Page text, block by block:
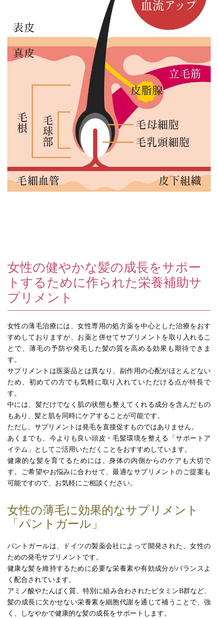
女性の健やかな髪の成長をサポー
トするために作られた栄養補助サ
プリメント
女性の薄毛治療には、女性専用の処方薬を中心とした治療をおす
すめしておりますが、お薬と併せてサプリメントを取り入れるこ
とで、薄毛の予防や発毛した髪の質を高める効果も期待できま
す。
サプリメントは医薬品とは異なり、副作用の心配がほとんどない
ため、初めての方でも気軽に取り入れていただける点が特長で
す。
中には、髪だけでなく肌の状態も整えてくれる成分を含んだもの
もあり、髪と肌を同時にケアすることが可能です。
ただし、サプリメントは発毛を直接促すものではありません。
あくまでも、今よりも良い頭皮・毛髪環境を整える「サポートア
イテム」としてご活用いただくことをおすすめしています。
健康的な髪を育てるためには、身体の内側からのケアも大切で
す。ご希望やお悩みに合わせて、最適なサプリメントのご提案も
可能ですので、お気軽にご相談ください。
女性の薄毛に効果的なサプリメント
「パントガール」
パントガールは、ドイツの製薬会社によって開発された、女性の
ための発毛サプリメントです。
健康な髪を維持するために必要な栄養素や有効成分がバランスよ
く配合されています。
アミノ酸やたんぱく質、特別に組み合わされたビタミンB群など、
髪の成長に欠かせない栄養素を細胞代謝を通じて補うことで、強
く、しなやかで健康的な髪の成長をサポートします。